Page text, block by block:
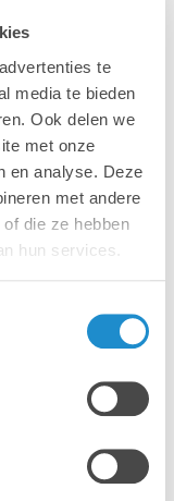
te
media te bieden
Ook delen we
met onze
en analyse. Deze
met andere
die ze hebben
hun services.
"Ce projet
Jos
des
croisée qui fait
générales à
que centre